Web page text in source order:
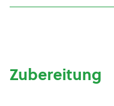
Zubereitung